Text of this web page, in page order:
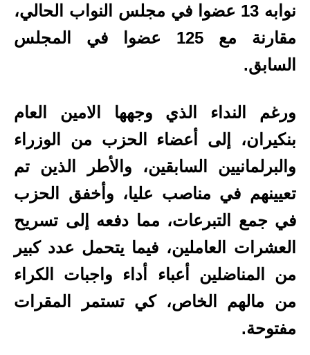
نوابه 13 عضوا في مجلس النواب الحالي،
مقارنة مع 125 عضوا في المجلس
السابق.
ورغم النداء الذي وجهها الامين العام
بنكيران، إلى أعضاء الحزب من الوزراء
والبرلمانيين السابقين، والأطر الذين تم
تعيينهم في مناصب عليا، وأخفق الحزب
في جمع التبرعات، مما دفعه إلى تسريح
العشرات العاملين، فيما يتحمل عدد كبير
من المناضلين أعباء أداء واجبات الكراء
من مالهم الخاص، كي تستمر المقرات
مفتوحة.